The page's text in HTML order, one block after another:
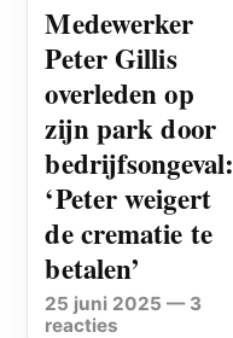
Medewerker
Peter Gillis
overleden op
zijn park door
bedrijfsongeval:
‘Peter weigert
de crematie te
betalen’
25 juni 2025 — 3
reacties